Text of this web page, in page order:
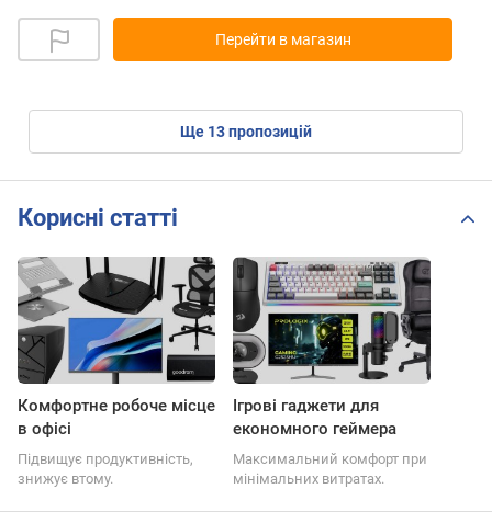
Перейти в магазин
ще 13пропозицій
Корисні статті
Комфортне робоче місце
в офісі
Підвищує продуктивність,
знижує втому.
Ігрові гаджети для
економного геймера
Максимальний комфорт при
мінімальних витратах.